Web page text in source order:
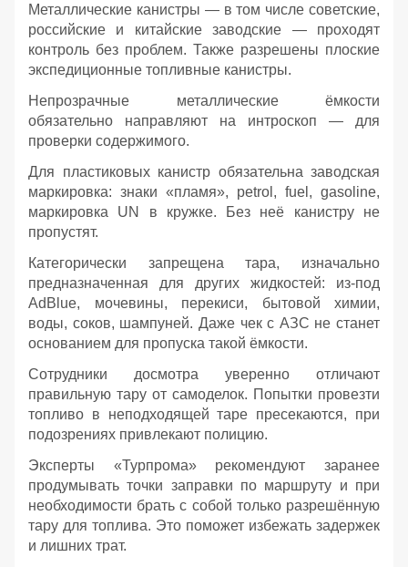
Металлические канистры — в том числе советские,
российские и китайские заводские — проходят
контроль без проблем. Также разрешены плоские
экспедиционные топливные канистры.
Непрозрачные металлические ёмкости
обязательно направляют на интроскоп — для
проверки содержимого.
Для пластиковых канистр обязательна заводская
маркировка: знаки «пламя», petrol, fuel, gasoline,
маркировка UN в кружке. Без неё канистру не
пропустят.
Категорически запрещена тара, изначально
предназначенная для других жидкостей: из‑под
AdBlue, мочевины, перекиси, бытовой химии,
воды, соков, шампуней. Даже чек с АЗС не станет
основанием для пропуска такой ёмкости.
Сотрудники досмотра уверенно отличают
правильную тару от самоделок. Попытки провезти
топливо в неподходящей таре пресекаются, при
подозрениях привлекают полицию.
Эксперты «Турпрома» рекомендуют заранее
продумывать точки заправки по маршруту и при
необходимости брать с собой только разрешённую
тару для топлива. Это поможет избежать задержек
и лишних трат.